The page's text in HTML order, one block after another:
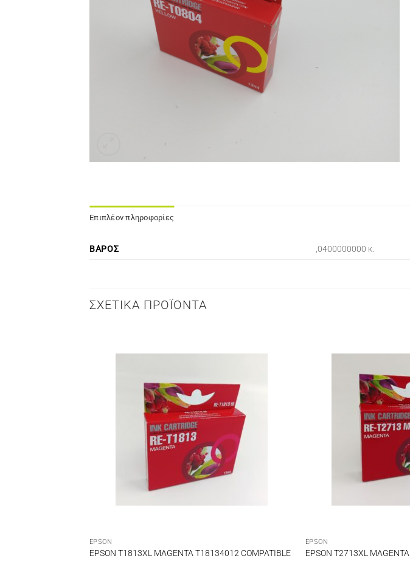
Επιπλέον πληροφορίες
ΒΆΡΟΣ ,0400000000 κ.
ΣΧΕΤΙΚΆ ΠΡΟΪΌΝΤΑ
EPSON
EPSON T1813XL MAGENTA T18134012 COMPATIBLE
EPSON
EPSON T2713XL